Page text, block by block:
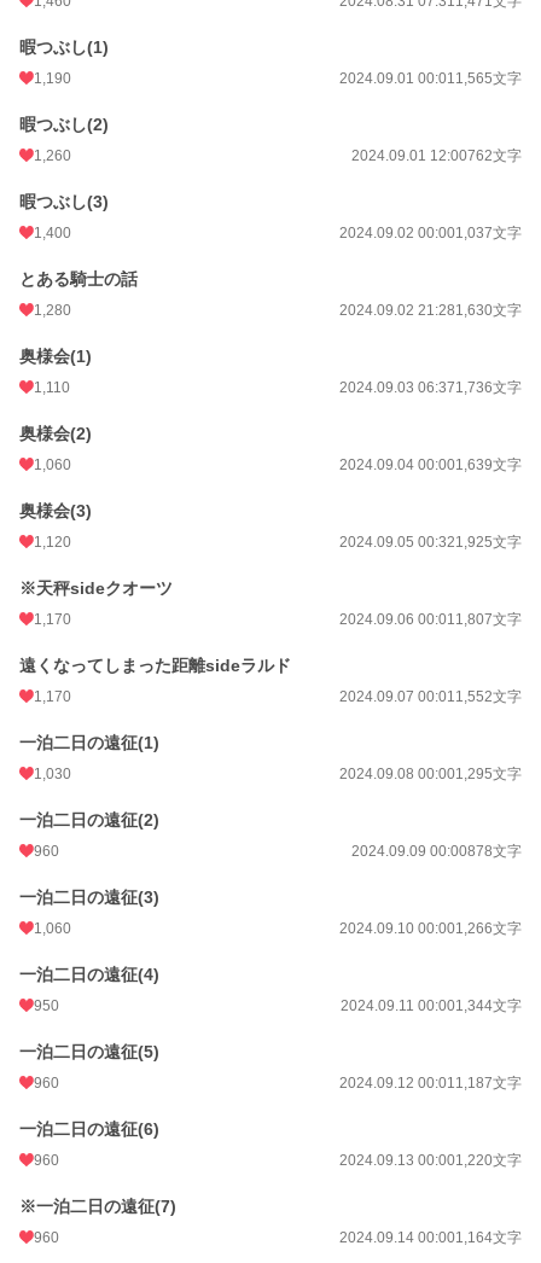
暇つぶし(1)
1,190 2024.09.01 00:011,565文字
暇つぶし(2)
1,260 2024.09.01 12:00762文字
暇つぶし(3)
1,400 2024.09.02 00:001,037文字
とある騎士の話
1,280 2024.09.02 21:281,630文字
奥様会(1)
1,110 2024.09.03 06:371,736文字
奥様会(2)
1,060 2024.09.04 00:001,639文字
奥様会(3)
1,120 2024.09.05 00:321,925文字
※天秤sideクオーツ
1,170 2024.09.06 00:011,807文字
遠くなってしまった距離sideラルド
1,170 2024.09.07 00:011,552文字
一泊二日の遠征(1)
1,030 2024.09.08 00:001,295文字
一泊二日の遠征(2)
960 2024.09.09 00:00878文字
一泊二日の遠征(3)
1,060 2024.09.10 00:001,266文字
一泊二日の遠征(4)
950 2024.09.11 00:001,344文字
一泊二日の遠征(5)
960 2024.09.12 00:011,187文字
一泊二日の遠征(6)
960 2024.09.13 00:001,220文字
※一泊二日の遠征(7)
960 2024.09.14 00:001,164文字